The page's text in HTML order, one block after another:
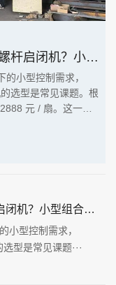
佳木斯DN500铸铁镶铜圆闸门配螺杆启闭机？小型组合选型
小型控制需求，
选型是常见课题。根
元 / 扇。这一组
佳木斯DN500铸铁镶铜圆闸门配螺杆启闭机？小型组合选型
小型控制需求，
型是常见课题···